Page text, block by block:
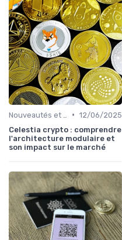
• 12/06/2025
Celestia crypto : comprendre
l'architecture modulaire et
son impact sur le marché